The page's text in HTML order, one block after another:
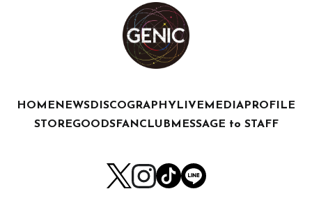
HOME NEWS DISCOGRAPHY LIVE MEDIA PROFILE
STOREGOODSFANCLUB MESSAGE to STAFF